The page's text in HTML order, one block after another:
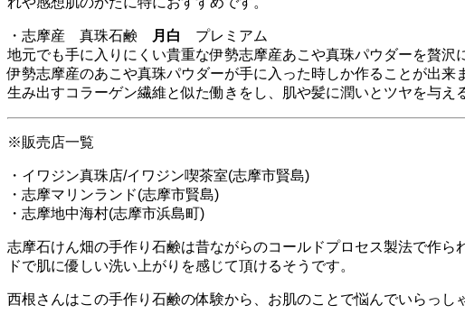
・志摩産 真珠石鹸 月白
プレミアム
地元でも手に入りにくい貴重な伊勢志摩産あこや真珠パウダーを贅
伊勢志摩産のあこや真珠パウダーが手に入った時しか作ることが出
生み出すコラーゲン繊維と似た働きをし、肌や髪に潤いとツヤを与
※販売店一覧
・イワジン真珠店/イワジン喫茶室(志摩市賢島)
・志摩マリンランド(志摩市賢島)
・志摩地中海村(志摩市浜島町)
志摩石けん畑の手作り石鹸は昔ながらのコールドプロセス製法で作
ドで肌に優しい洗い上がりを感じて頂けるそうです。
西根さんはこの手作り石鹸の体験から、お肌のことで悩んでいらっ